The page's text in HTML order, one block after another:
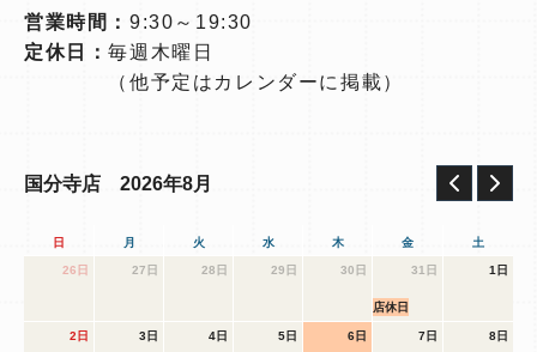
営業時間： 9:30～19:30
定休日：毎週木曜日
（他予定はカレンダーに掲載）
国分寺店 2026年8月
日 月 火 水 木 金 土
26日 27日 28日 29日 30日 31日
店休日
1日
2日 3日 4日 5日 6日 7日 8日